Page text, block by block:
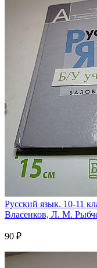
Русский язык. 10-11
Власенков, Л. М.
90 ₽